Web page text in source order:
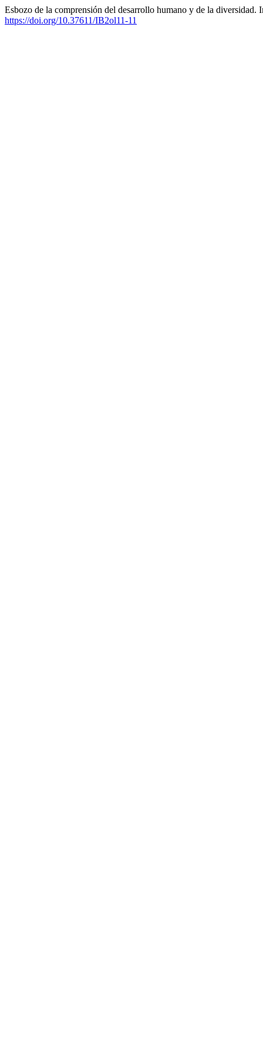
Esbozo de la comprensión del desarrollo humano y de la
https://doi.org/10.37611/IB2ol11-11